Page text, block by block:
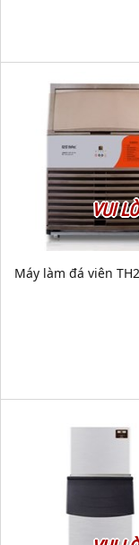
VUI
Máy làm đá viên